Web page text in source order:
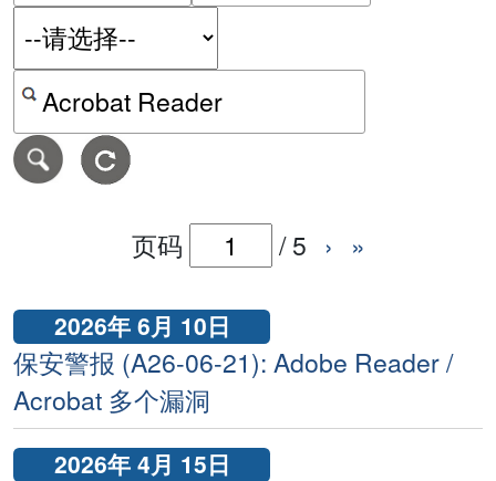
按关键字或 CVE ID 搜寻保安警报
页码 /5 › »
2026年 6月 10日
保安警报 (A26-06-21): Adobe Reader /
Acrobat 多个漏洞
2026年 4月 15日